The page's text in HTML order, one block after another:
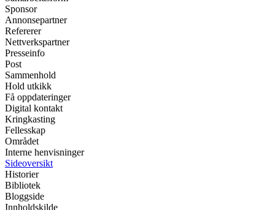
Sponsor
Annonsepartner
Refererer
Nettverkspartner
Presseinfo
Post
Sammenhold
Hold utkikk
Få oppdateringer
Digital kontakt
Kringkasting
Fellesskap
Området
Interne henvisninger
Sideoversikt
Historier
Bibliotek
Bloggside
Innholdskilde